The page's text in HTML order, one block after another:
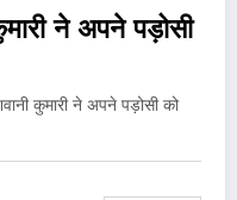
ने अपने पड़ोसी
कुमारी ने अपने पड़ोसी को